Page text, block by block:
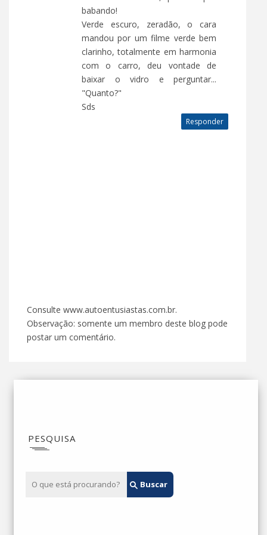
babando!
Verde escuro, zeradão, o cara
mandou por um filme verde bem
clarinho, totalmente em harmonia
com o carro, deu vontade de
baixar o vidro e perguntar...
"Quanto?"
Sds
Responder
Consulte www.autoentusiastas.com.br.
Observação: somente um membro deste blog pode
postar um comentário.
PESQUISA